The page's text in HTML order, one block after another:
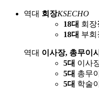
역대 회장KSECHO
18대 회장
18대 부회
역대 이사장, 총무이
5대 이사
5대 총무
5대 학술